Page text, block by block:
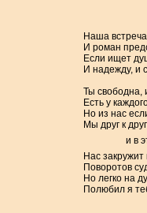
Наша
И роман
Если ищет
И надежду, и
Ты свободна,
Есть у
Но из нас
Мы друг к
и в
Нас
Поворотов
Но легко на
Полюбил я